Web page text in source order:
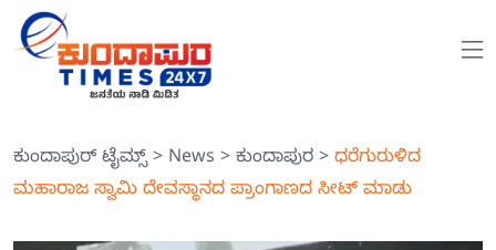
ಕುಂದಾಪುರ್ ಟೈಮ್ಸ್> News > ಕುಂದಾಪುರ > ಧರೆಗುರುಳಿದ
ಮಹಾರಾಜ ಸ್ವಾಮಿ ದೇವಸ್ಥಾನದ ಪ್ರಾಂಗಾಣದ ಸೀಟ್ ಮಾಡು